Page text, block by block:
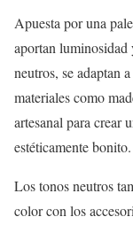
Apuesta por una
aportan luminosidad
neutros, se adaptan
materiales como
artesanal para crear
estéticamente bonito.
Los tonos neutros
color con los